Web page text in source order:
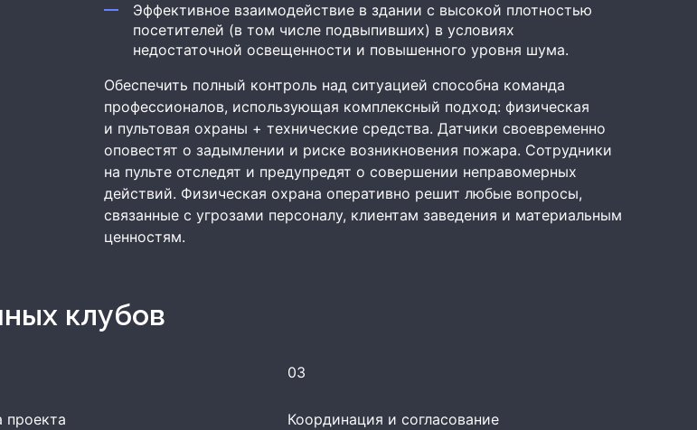
Эффективное взаимодействие в здании с высокой плотностью
посетителей (в том числе подвыпивших) в условиях
недостаточной освещенности и повышенного уровня шума.
Обеспечить полный контроль над ситуацией способна команда
профессионалов, использующая комплексный подход: физическая
и пультовая охраны + технические средства. Датчики своевременно
оповестят о задымлении и риске возникновения пожара. Сотрудники
на пульте отследят и предупредят о совершении неправомерных
действий. Физическая охрана оперативно решит любые вопросы,
связанные с угрозами персоналу, клиентам заведения и материальным
ценностям.
клубов
проекта
03
Координация и согласование